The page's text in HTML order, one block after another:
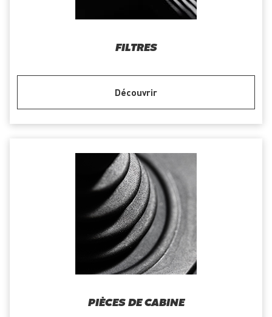
FILTRES
Découvrir
PIÈCES DE CABINE